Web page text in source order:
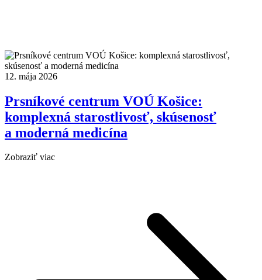
12. mája 2026
Prsníkové centrum VOÚ Košice:
komplexná starostlivosť, skúsenosť
a moderná medicína
Zobraziť viac